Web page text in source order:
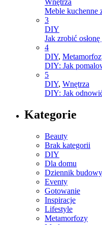
Meble kuchenne
3
DIY
Jak zrobić
4
DIY,
DIY: Jak
5
DIY, Wnętrza
DIY: Jak
Kategorie
Beauty
Brak kategorii
DIY
Dla domu
Dziennik budowy
Eventy
Gotowanie
Inspiracje
Lifestyle
Metamorfozy